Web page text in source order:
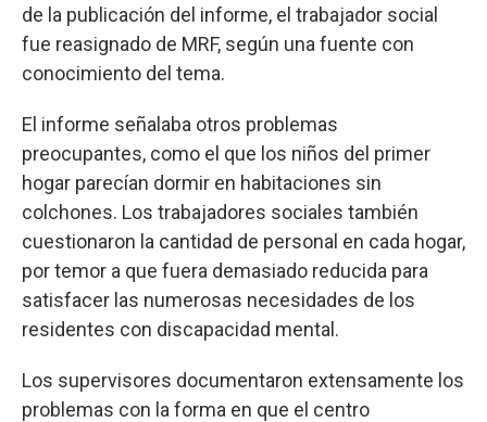
de la publicación del informe, el trabajador social
fue reasignado de MRF, según una fuente con
conocimiento del tema.
El informe señalaba otros problemas
preocupantes, como el que los niños del primer
hogar parecían dormir en habitaciones sin
colchones. Los trabajadores sociales también
cuestionaron la cantidad de personal en cada hogar,
por temor a que fuera demasiado reducida para
satisfacer las numerosas necesidades de los
residentes con discapacidad mental.
Los supervisores documentaron extensamente los
problemas con la forma en que el centro